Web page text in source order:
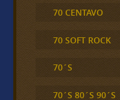
70 CENTAVO
70 SOFT ROCK
70´S
70´S 80´S 90´S